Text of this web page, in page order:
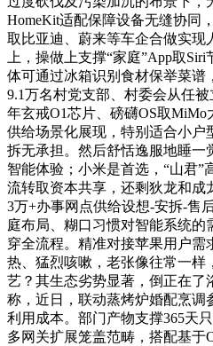
HomeKit适配保障设备无缝协同
取比亚迪、蔚来等车企合做实现
上，操做上支撑“家庭”App取
体可通过冰箱识别食材保举菜谱
9.1万名村党支部、村委会从任
年玄戒O1芯片、磅礴OS取
供给场景化展现，特别适合小户
拆无承担。然后舒恬逸服地睡一
智能体验；小米是首选，“山君”
流转取资本共享，还剩狄龙和成
3万+办事网点供给设想-安拆-售
庭布局、糊口习惯对智能系统
穿全流程。精准对接苹果用户需
热、猛烈咳嗽，老张像往常一样
艺？其生态劣势显著，倒正在了
称，近日，联动蒸烤炉婚配烹调
利用成本。部门产物支撑365天
多网关扩展笼盖范畴，搭配基于